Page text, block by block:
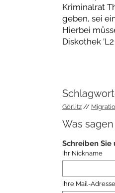
Kriminalrat
geben, sei
Hierbei
Diskothek
Görlitz
Was
Schreiben Sie
Ihr Nickname
Ihre Mail-Adresse